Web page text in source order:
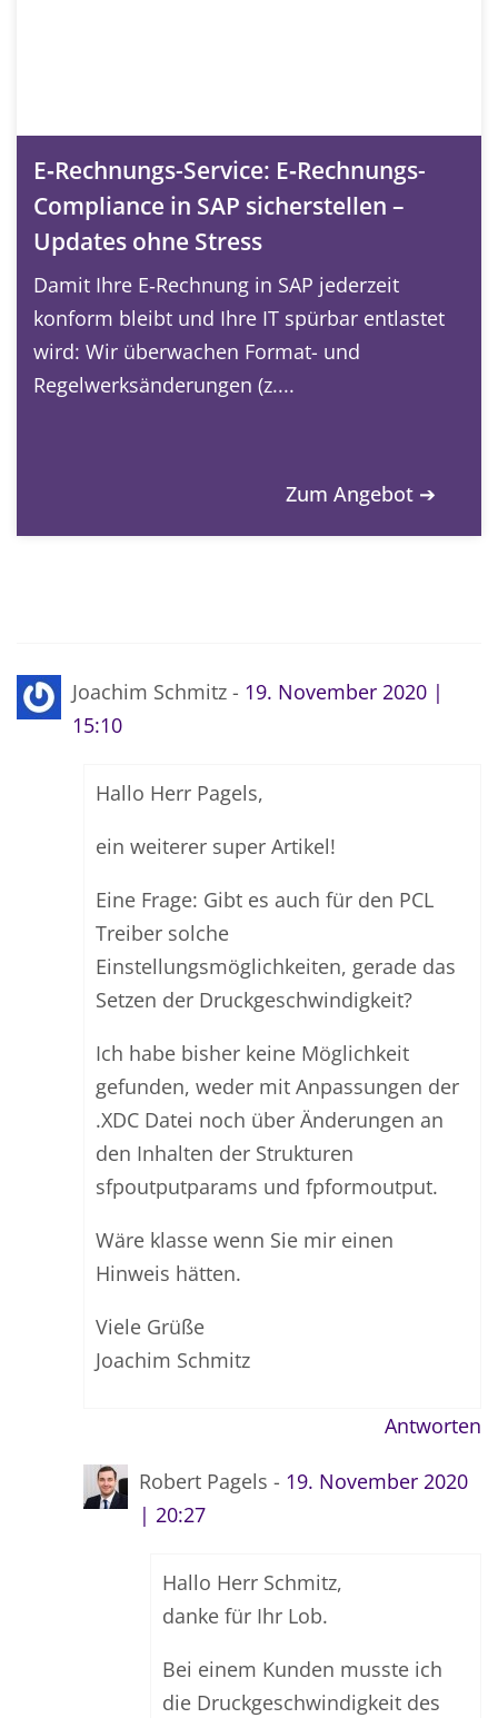
E‑Rechnungs-Service: E‑Rechnungs-
Compliance in SAP sicherstellen –
Updates ohne Stress
Damit Ihre E‑Rechnung in SAP jederzeit
konform bleibt und Ihre IT spürbar entlastet
wird: Wir überwachen Format- und
Regelwerksänderungen (z....
Zum Angebot ➔
Joachim Schmitz - 19. November 2020 |
15:10
Hallo Herr Pagels,
ein weiterer super Artikel!
Eine Frage: Gibt es auch für den PCL
Treiber solche
Einstellungsmöglichkeiten, gerade das
Setzen der Druckgeschwindigkeit?
Ich habe bisher keine Möglichkeit
gefunden, weder mit Anpassungen der
.XDC Datei noch über Änderungen an
den Inhalten der Strukturen
sfpoutputparams und fpformoutput.
Wäre klasse wenn Sie mir einen
Hinweis hätten.
Viele Grüße
Joachim Schmitz
Antworten
Robert Pagels - 19. November 2020
| 20:27
Hallo Herr Schmitz,
danke für Ihr Lob.
Bei einem Kunden musste ich
die Druckgeschwindigkeit des